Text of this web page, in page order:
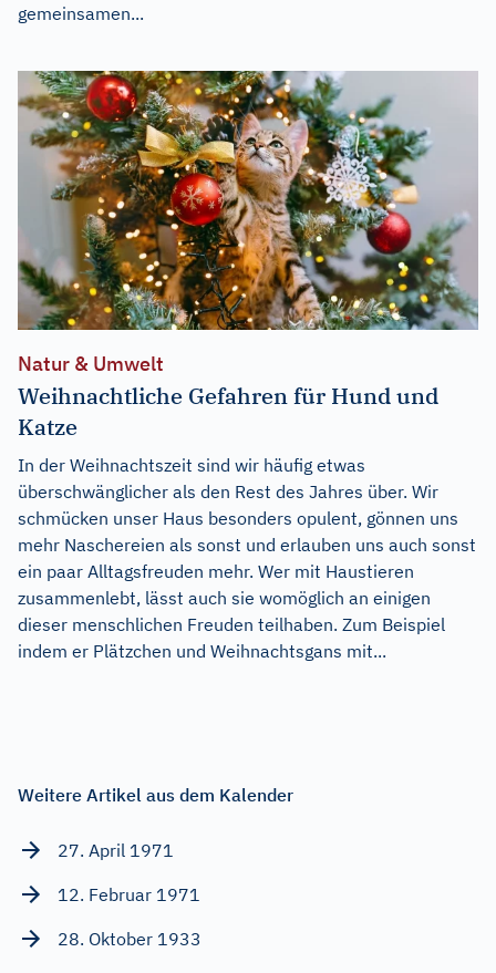
gemeinsamen...
Natur & Umwelt
Weihnachtliche Gefahren für Hund und
Katze
In der Weihnachtszeit sind wir häufig etwas
überschwänglicher als den Rest des Jahres über. Wir
schmücken unser Haus besonders opulent, gönnen uns
mehr Naschereien als sonst und erlauben uns auch sonst
ein paar Alltagsfreuden mehr. Wer mit Haustieren
zusammenlebt, lässt auch sie womöglich an einigen
dieser menschlichen Freuden teilhaben. Zum Beispiel
indem er Plätzchen und Weihnachtsgans mit...
Weitere Artikel aus dem Kalender
27. April 1971
12. Februar 1971
28. Oktober 1933